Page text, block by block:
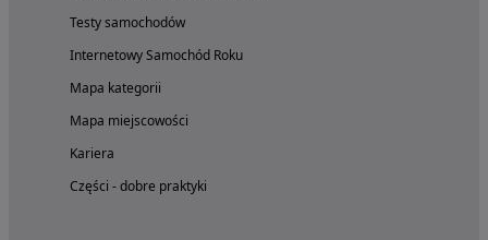
Testy samochodów
Internetowy Samochód Roku
Mapa kategorii
Mapa miejscowości
Kariera
Części - dobre praktyki